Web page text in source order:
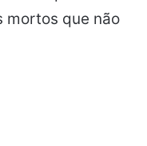
mortos que não